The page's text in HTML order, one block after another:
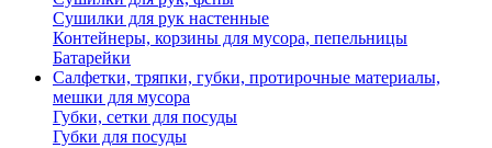
Сушилки для рук настенные
Контейнеры, корзины для мусора, пепельницы
Батарейки
Салфетки, тряпки, губки, протирочные материалы,
мешки для мусора
Губки, сетки для посуды
Губки для посуды